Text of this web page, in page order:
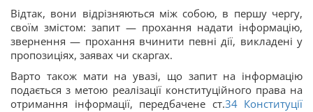
Відтак, вони відрізняються між собою, в першу чергу,
своїм змістом: запит — прохання надати інформацію,
звернення — прохання вчинити певні дії, викладені у
пропозиціях, заявах чи скаргах.
Варто також мати на увазі, що запит на інформацію
подається з метою реалізації конституційного права на
отримання інформації, передбачене ст.34 Конституції